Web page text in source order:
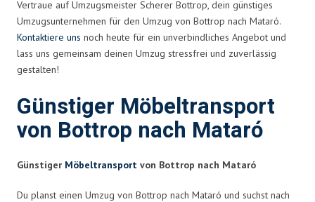
Vertraue auf Umzugsmeister Scherer Bottrop, dein günstiges
Umzugsunternehmen für den Umzug von Bottrop nach Mataró.
Kontaktiere uns noch heute für ein unverbindliches Angebot und
lass uns gemeinsam deinen Umzug stressfrei und zuverlässig
gestalten!
Günstiger Möbeltransport
von Bottrop nach Mataró
Günstiger Möbeltransport von Bottrop nach Mataró
Du planst einen Umzug von Bottrop nach Mataró und suchst nach